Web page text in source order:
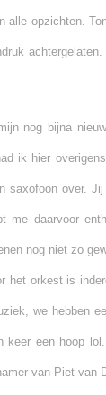
opzichten.
nog bijna
ik hier
saxofoon over.
me daarvoor
nog niet zo
het orkest is
we hebben
keer een hoop
van Piet van